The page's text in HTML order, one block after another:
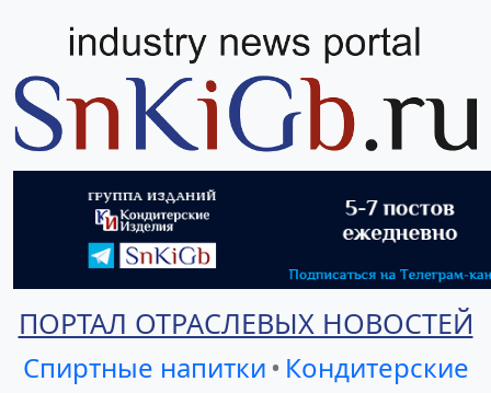
ПОРТАЛ ОТРАСЛЕВЫХ НОВОСТЕЙ
Спиртные напитки • Кондитерские